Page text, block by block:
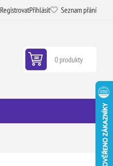
RegistrovatPřihlásit Seznam přání
0 produkty